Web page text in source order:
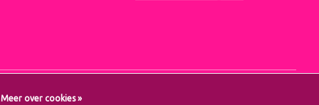
Meer over cookies »